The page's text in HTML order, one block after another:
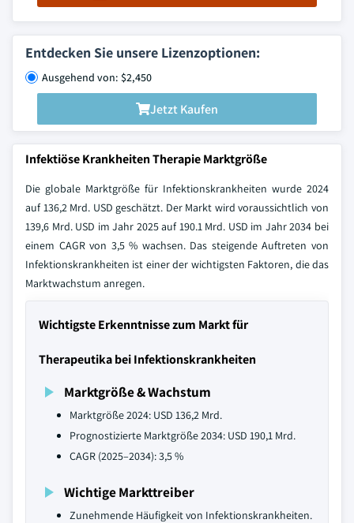
Entdecken Sie unsere Lizenzoptionen:
Ausgehend von: $2,450
Jetzt Kaufen
Infektiöse Krankheiten Therapie Marktgröße
Die globale Marktgröße für Infektionskrankheiten wurde 2024
auf 136,2 Mrd. USD geschätzt. Der Markt wird voraussichtlich von
139,6 Mrd. USD im Jahr 2025 auf 190.1 Mrd. USD im Jahr 2034 bei
einem CAGR von 3,5 % wachsen. Das steigende Auftreten von
Infektionskrankheiten ist einer der wichtigsten Faktoren, die das
Marktwachstum anregen.
Wichtigste Erkenntnisse zum Markt für
Therapeutika bei Infektionskrankheiten
Marktgröße & Wachstum
Marktgröße 2024: USD 136,2 Mrd.
Prognostizierte Marktgröße 2034: USD 190,1 Mrd.
CAGR (2025–2034): 3,5 %
Wichtige Markttreiber
Zunehmende Häufigkeit von Infektionskrankheiten.